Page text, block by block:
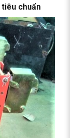
chuẩn